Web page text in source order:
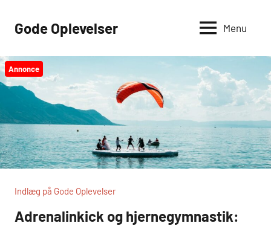
Gode Oplevelser Menu
Annonce
Indlæg på Gode Oplevelser
Adrenalinkick og hjernegymnastik: